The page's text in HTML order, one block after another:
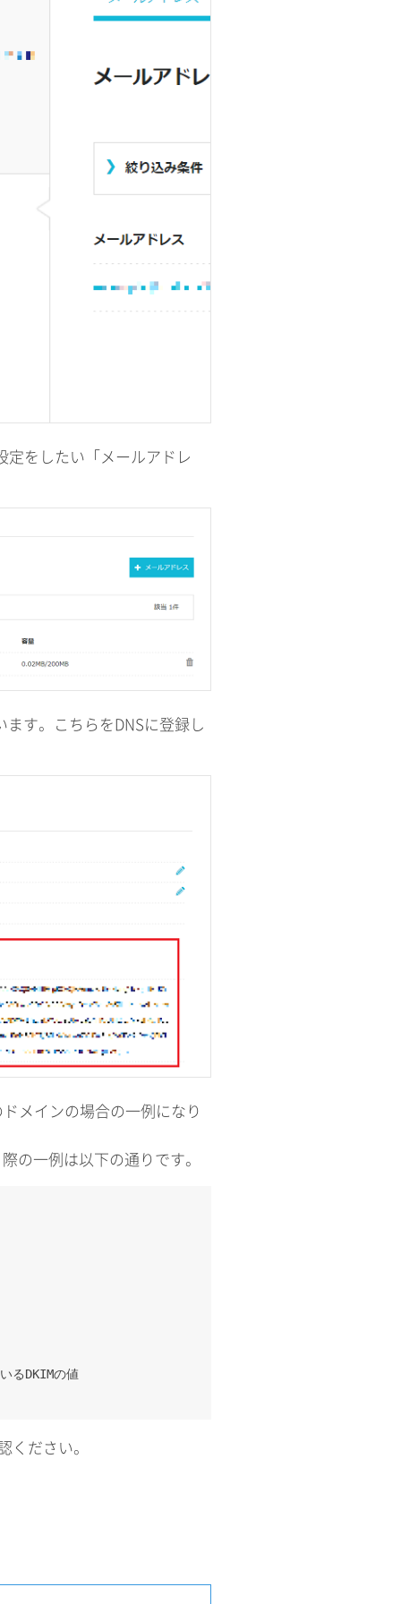
定をしたい「メールアドレ
す。こちらをDNSに登録し
メインの場合の一例になり
の一例は以下の通りです。
DKIMの値
ださい。